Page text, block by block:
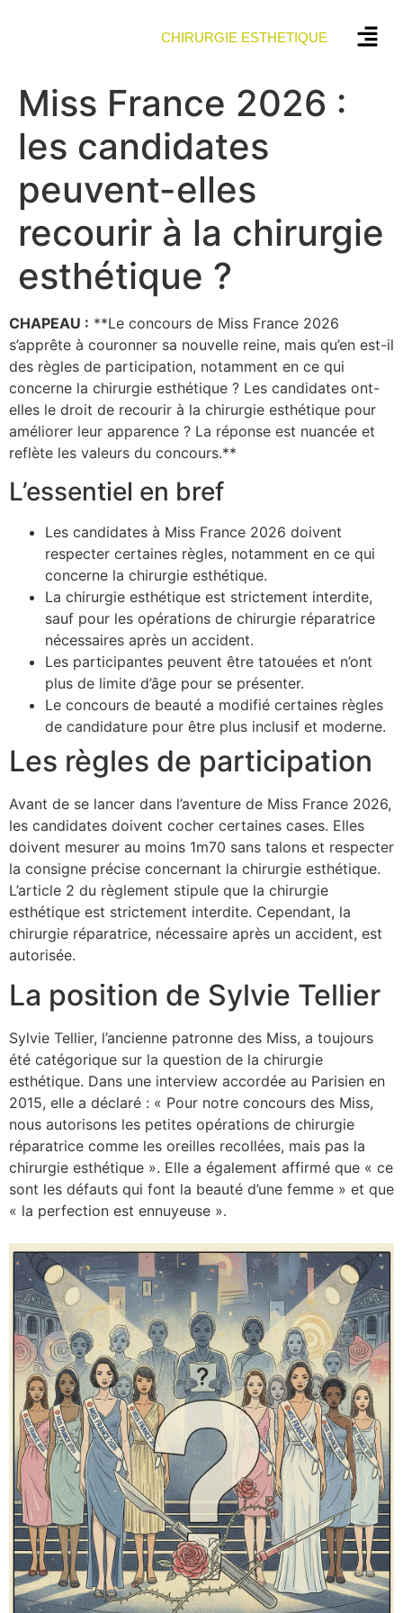
CHIRURGIE ESTHETIQUE
Miss France 2026 :
les candidates
peuvent-elles
recourir à la chirurgie
esthétique ?
CHAPEAU : **Le concours de Miss France 2026
s’apprête à couronner sa nouvelle reine, mais qu’en est-il
des règles de participation, notamment en ce qui
concerne la chirurgie esthétique ? Les candidates ont-
elles le droit de recourir à la chirurgie esthétique pour
améliorer leur apparence ? La réponse est nuancée et
reflète les valeurs du concours.**
L’essentiel en bref
Les candidates à Miss France 2026 doivent
respecter certaines règles, notamment en ce qui
concerne la chirurgie esthétique.
La chirurgie esthétique est strictement interdite,
sauf pour les opérations de chirurgie réparatrice
nécessaires après un accident.
Les participantes peuvent être tatouées et n’ont
plus de limite d’âge pour se présenter.
Le concours de beauté a modifié certaines règles
de candidature pour être plus inclusif et moderne.
Les règles de participation
Avant de se lancer dans l’aventure de Miss France 2026,
les candidates doivent cocher certaines cases. Elles
doivent mesurer au moins 1m70 sans talons et respecter
la consigne précise concernant la chirurgie esthétique.
L’article 2 du règlement stipule que la chirurgie
esthétique est strictement interdite. Cependant, la
chirurgie réparatrice, nécessaire après un accident, est
autorisée.
La position de Sylvie Tellier
Sylvie Tellier, l’ancienne patronne des Miss, a toujours
été catégorique sur la question de la chirurgie
esthétique. Dans une interview accordée au Parisien en
2015, elle a déclaré : « Pour notre concours des Miss,
nous autorisons les petites opérations de chirurgie
réparatrice comme les oreilles recollées, mais pas la
chirurgie esthétique ». Elle a également affirmé que « ce
sont les défauts qui font la beauté d’une femme » et que
« la perfection est ennuyeuse ».